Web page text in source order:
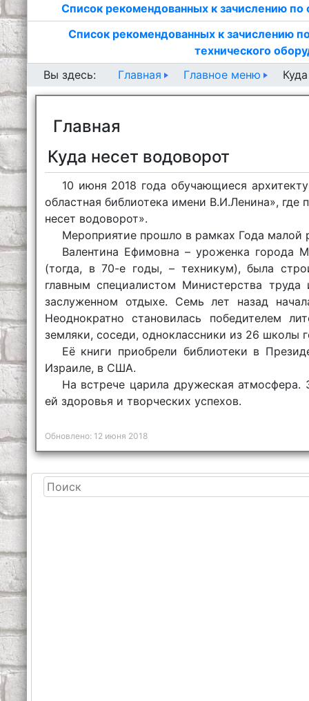
Список рекомендованных к зачислению
Список рекомендованных к зачислению
технического
Вы здесь:
Главная Главное меню
Главная
Куда несет водоворот
10 июня 2018 года обучающиеся
областная библиотека имени В.И.Ленина»,
несет водоворот».
Мероприятие прошло в рамках Года малой
Валентина Ефимовна – уроженка города
(тогда, в 70-е годы, – техникум), была
главным специалистом Министерства
заслуженном отдыхе. Семь лет назад
Неоднократно становилась победителем
земляки, соседи, одноклассники из 26
Её книги приобрели библиотеки в
Израиле, в США.
На встрече царила дружеская
ей здоровья и творческих успехов.
Обновлено: 12 июня 2018